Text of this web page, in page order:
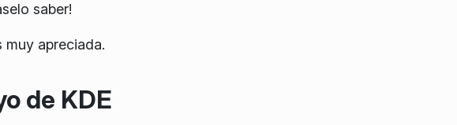
saber!
muy apreciada.
de KDE